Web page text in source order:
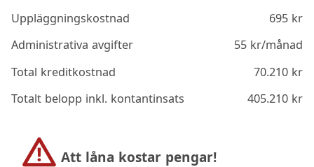
Uppläggningskostnad
695kr
Administrativa avgifter
55kr/månad
Total kreditkostnad
70.210kr
Totalt belopp inkl. kontantinsats
405.210kr
Att låna kostar pengar!